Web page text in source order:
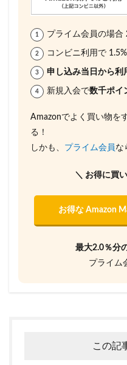
プライム会員の場合
コンビニ利用で
申し込み当日から利
新規入会で数千ポイ
Amazonでよく買い物を
る！
しかも、 プライム会員 な
＼ お得に買
お得な Amazon
最大2.0％分
プライム
この記